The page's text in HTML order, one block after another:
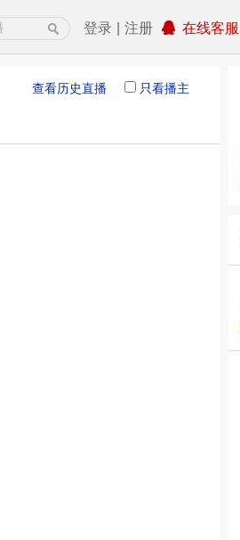
登录 注册 在线客服
只看播主
查看历史直播